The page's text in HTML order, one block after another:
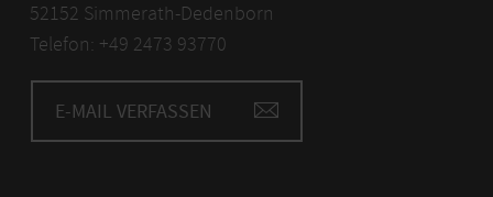
52152 Simmerath-Dedenborn
Telefon: +49 2473 93770
E-MAIL VERFASSEN